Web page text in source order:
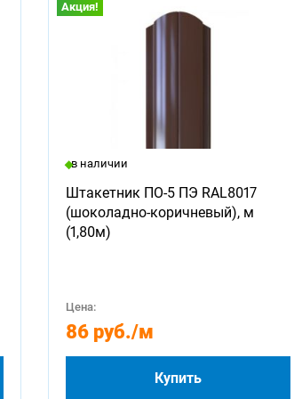
Акция!
в наличии
Штакетник ПО-5 ПЭ RAL8017
(шоколадно-коричневый), м
(1,80м)
Цена:
86 руб./м
Купить